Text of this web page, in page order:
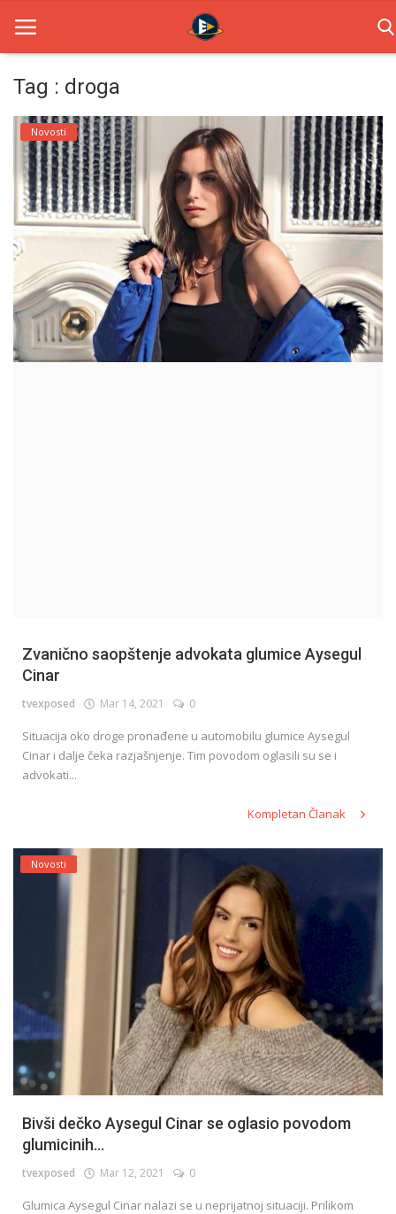
Home
Novosti
TV Serije
Filmovi
Glumci
Contact
Login
Tag : droga
Novosti
Zvanično saopštenje advokata glumice Aysegul
Cinar
tvexposed Mar 14, 2021 0
Situacija oko droge pronađene u automobilu glumice Aysegul
Cinar i dalje čeka razjašnjenje. Tim povodom oglasili su se i
advokati...
Kompletan Članak
Novosti
Bivši dečko Aysegul Cinar se oglasio povodom
glumicinih...
tvexposed Mar 12, 2021 0
Glumica Aysegul Cinar nalazi se u neprijatnoj situaciji. Prilikom